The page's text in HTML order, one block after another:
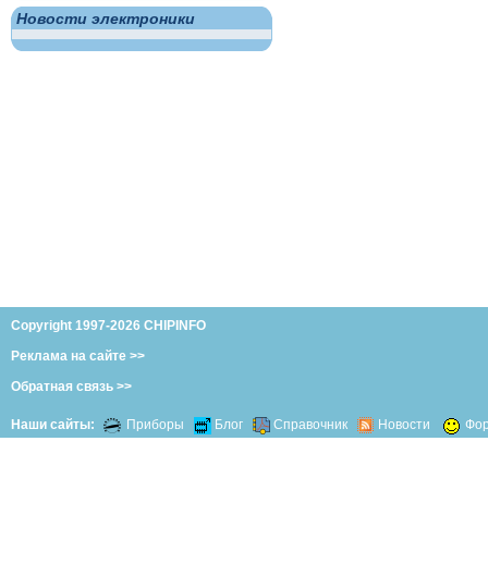
Новости электроники
Copyright 1997-2026 CHIPINFO
Реклама на сайте >>
Обратная связь >>
Наши сайты: Приборы Блог Справочник Новости